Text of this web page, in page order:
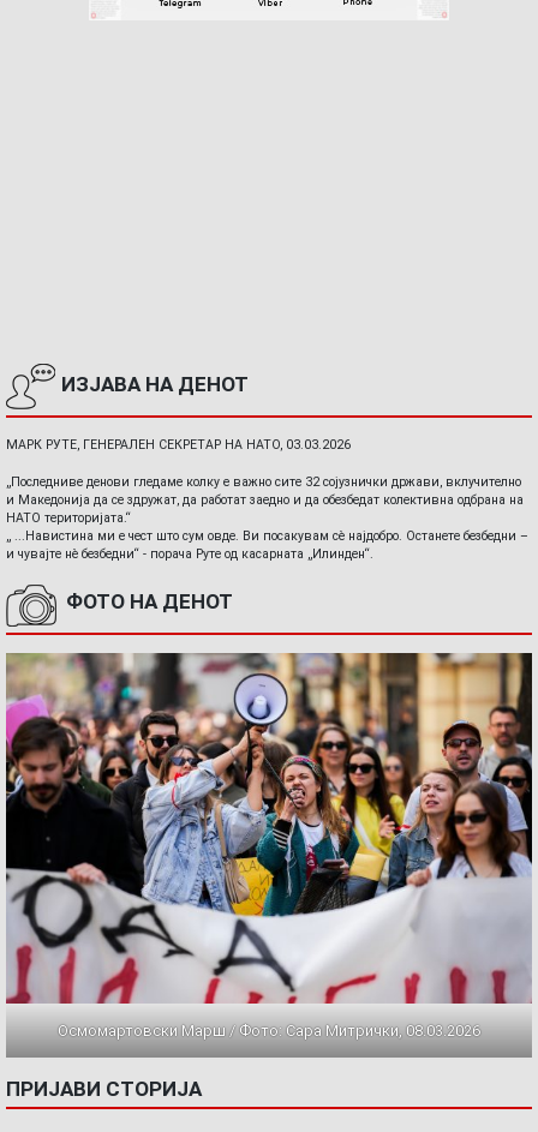
ИЗЈАВА НА ДЕНОТ
МАРК РУТЕ, ГЕНЕРАЛЕН СЕКРЕТАР НА НАТО, 03.03.2026
„Последниве денови гледаме колку е важно сите 32 сојузнички држави, вклучително
и Македонија да се здружат, да работат заедно и да обезбедат колективна одбрана на
НАТО територијата.“
„ ...Навистина ми е чест што сум овде. Ви посакувам сè најдобро. Останете безбедни –
и чувајте нè безбедни“ - порача Руте од касарната „Илинден“.
ФОТО НА ДЕНОТ
Осмомартовски Марш / Фото: Сара Митрички, 08.03.2026
ПРИЈАВИ СТОРИЈА